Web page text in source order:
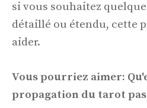
si vous souhaitez
détaillé ou étendu, cette
aider.
Vous pourriez aimer:
propagation du tarot